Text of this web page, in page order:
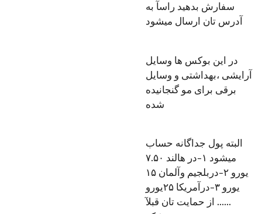
سفارش بدهید راسآ به
آدرس تان ارسال میشود
در این بوکس ها وسایل
آرایشی ،بهداشتی و وسایل
برقی برای مو گنجانیده
شده
البته‌ پول جداگانه حساب
میشود ۱-در هالند ۷.۵۰
یورو ۲-دربلجیم وآلمان ۱۵
یورو ۳-درآمریکا ۲۵یورو
...... از حمایت تان قبلآ